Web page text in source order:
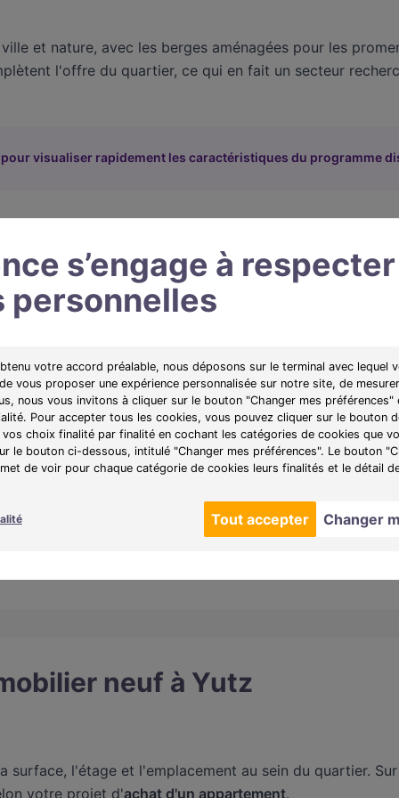
s’engage à
personnelles
votre accord préalable, nous déposons sur le terminal avec lequel
vous proposer une expérience personnalisée sur notre site, de mesurer
nous vous invitons à cliquer sur le bouton "Changer mes
Pour accepter tous les cookies, vous pouvez cliquer sur le bouton
choix finalité par finalité en cochant les catégories de cookies que
le bouton ci-dessous, intitulé "Changer mes préférences". Le bouton
de voir pour chaque catégorie de cookies leurs finalités et le détail
Tout accepter Changer
et nature, avec les berges aménagées pour les
l'offre du quartier, ce qui en fait un secteur
visualiser rapidement les caractéristiques du programme
Prix min/max
Surface
T2 au T4 196 000€ - 438 000€ 63,1 m² 4ème
neuf à Yutz
surface, l'étage et l'emplacement au sein du quartier.
votre projet d'achat d'un appartement.